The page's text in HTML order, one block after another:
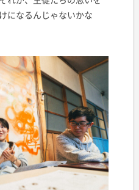
になるんじゃないかな